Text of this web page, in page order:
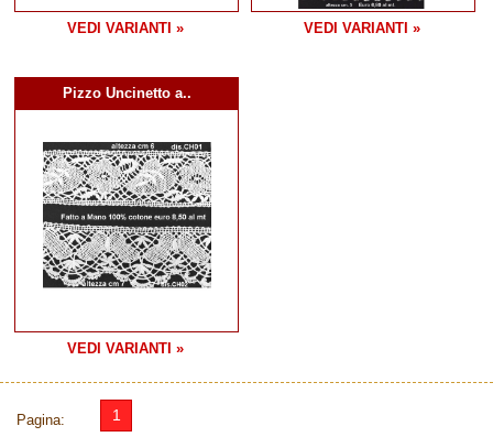
VEDI VARIANTI » VEDI VARIANTI »
Pizzo Uncinetto a..
VEDI VARIANTI »
Pagina: 1